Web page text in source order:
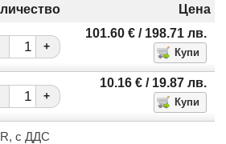
Цена
+
101.60 €/ 198.71 лв.
+
10.16 €/ 19.87 лв.
с ДДС